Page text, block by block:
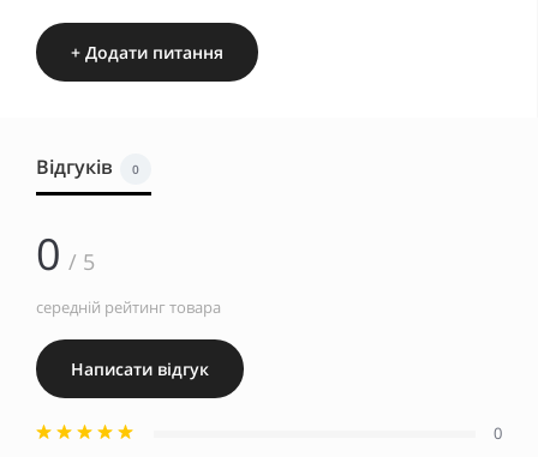
+ Додати питання
Відгуків 0
0 / 5
середній рейтинг товара
Написати відгук
0